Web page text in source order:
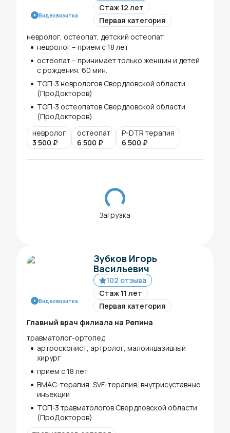
Видеовизитка
Стаж 12 лет
Первая категория
невролог, остеопат, детский остеопат
невролог – прием с 18 лет
остеопат – принимает только женщин и детей
с рождения, 60 мин.
ТОП-3 неврологов Свердловской области
(ПроДокторов)
ТОП-3 остеопатов Свердловской области
(ПроДокторов)
невролог
3 500 ₽
остеопат
6 500 ₽
P-DTR терапия
6 500 ₽
Загрузка
Видеовизитка
Зубков Игорь
Васильевич
102 отзыва
Стаж 11 лет
Первая категория
Главный врач филиала на Репина
травматолог-ортопед
артроскопист, артролог, малоинвазивный
хирург
прием с 18 лет
ВМАС-терапия, SVF-терапия, внутрисуставные
инъекции
ТОП-3 травматологов Свердловской области
(ПроДокторов)